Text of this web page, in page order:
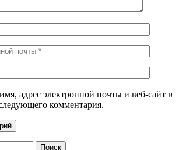
адрес электронной почты и веб-сайт в
комментария.